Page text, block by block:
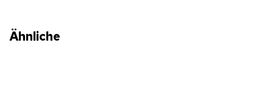
Ähnliche